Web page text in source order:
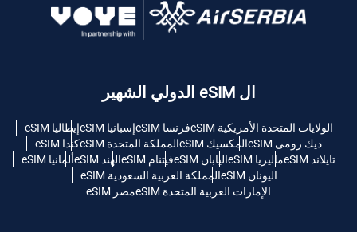
ال eSIM الدولي الشهير
الولايات المتحدة الأمريكية eSIM فرنسا eSIM إسبانيا eSIM
إيطاليا eSIM
ديك رومى eSIM
المكسيك eSIM المملكة المتحدة eSIM
كندا eSIM
تايلاند eSIM
ماليزيا eSIM اليابان eSIM فيتنام eSIM الهند eSIM
ألمانيا eSIM
اليونان eSIM
المملكة العربية السعودية eSIM
الإمارات العربية المتحدة eSIM
مصر eSIM